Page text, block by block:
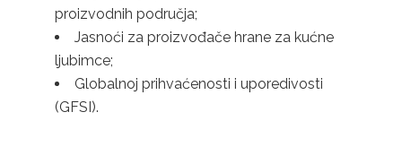
proizvodnih područja;
Jasnoći za proizvođače hrane za kućne
ljubimce;
Globalnoj prihvaćenosti i uporedivosti
(GFSI).